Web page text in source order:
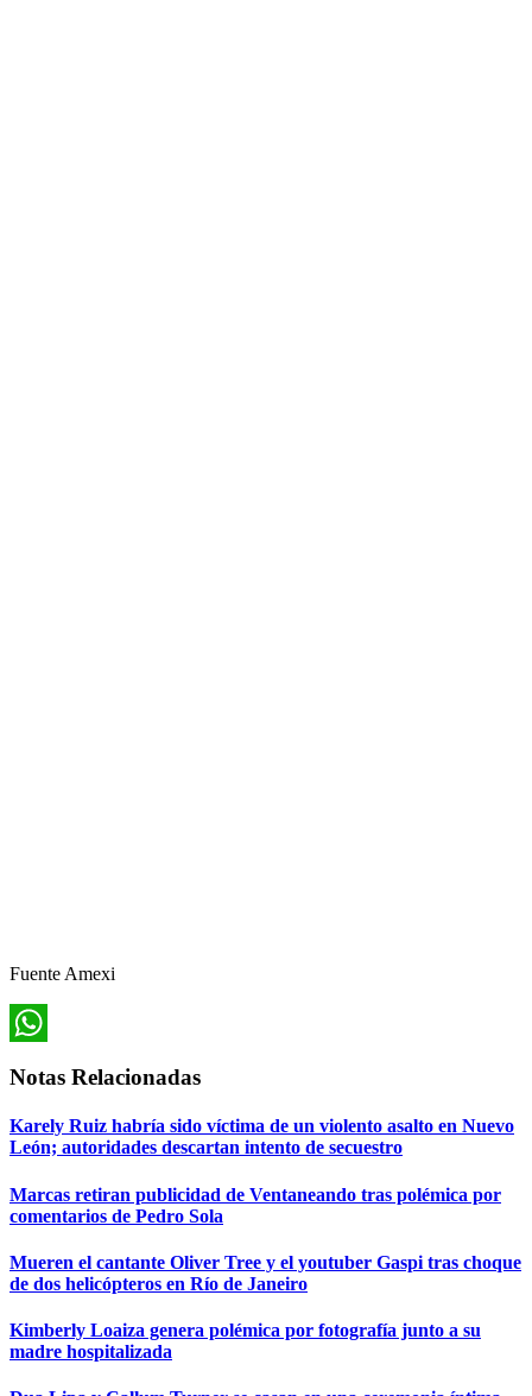
Fuente Amexi
Notas Relacionadas
Karely Ruiz habría sido víctima de un violento asalto en Nuevo
León; autoridades descartan intento de secuestro
Marcas retiran publicidad de Ventaneando tras polémica por
comentarios de Pedro Sola
Mueren el cantante Oliver Tree y el youtuber Gaspi tras choque
de dos helicópteros en Río de Janeiro
Kimberly Loaiza genera polémica por fotografía junto a su
madre hospitalizada